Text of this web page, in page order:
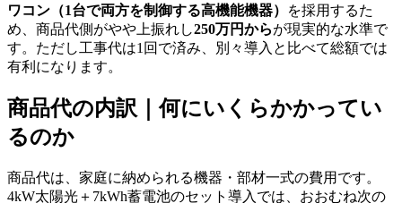
ワコン（1台で両方を制御する高機能機器）
を採用するた
め、商品代側がやや上振れし250万円からが現実的な水準で
す。ただし工事代は1回で済み、別々導入と比べて総額では
有利になります。
商品代の内訳｜何にいくらかかってい
るのか
商品代は、家庭に納められる機器・部材一式の費用です。
4kW太陽光＋7kWh蓄電池のセット導入では、おおむね次の